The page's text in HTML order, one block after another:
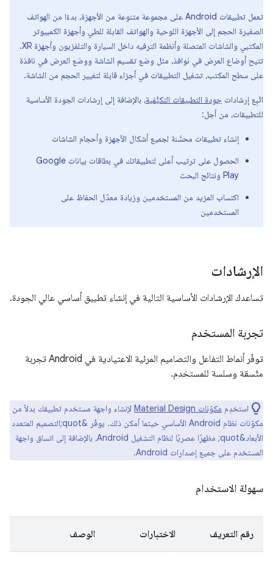
تعمل تطبيقات Android على مجموعة متنوعة من الأجهزة، بدءًا من الهواتف
الصغيرة الحجم إلى الأجهزة اللوحية والهواتف القابلة للطي وأجهزة الكمبيوتر
المكتبي والشاشات المتصلة وأنظمة الترفيه داخل السيارة والتلفزيون وأجهزة XR.
تتيح أوضاع العرض في نوافذ، مثل وضع تقسيم الشاشة ووضع العرض في نافذة
على سطح المكتب، تشغيل التطبيقات في أجزاء قابلة لتغيير الحجم من الشاشة.
اتّبِع إرشادات جودة التطبيقات التكيُّفية، بالإضافة إلى إرشادات الجودة الأساسية
للتطبيقات، من أجل:
إنشاء تطبيقات محسَّنة لجميع أشكال الأجهزة وأحجام الشاشات
الحصول على ترتيب أعلى لتطبيقاتك في بطاقات بيانات Google
Play ونتائج البحث
اكتساب المزيد من المستخدمين وزيادة معدّل الحفاظ على
المستخدمين
الإرشادات
تساعدك الإرشادات الأساسية التالية في إنشاء تطبيق أساسي عالي الجودة.
تجربة المستخدم
توفّر أنماط التفاعل والتصاميم المرئية الاعتيادية في Android تجربة
متّسقة وسلسة للمستخدم.
استخدِم مكوّنات Material Design
لإنشاء واجهة مستخدم تطبيقك بدلاً من
مكوّنات نظام Android الأساسي حيثما أمكن ذلك. يوفّر &quot;التصميم المتعدد
الأبعاد&quot; مظهرًا عصريًا لنظام التشغيل Android، بالإضافة إلى اتساق واجهة
المستخدم على جميع إصدارات Android.
سهولة الاستخدام
رقم التعريف الاختبارات الوصف